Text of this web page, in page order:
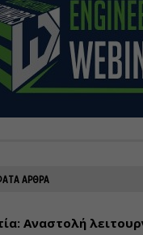
ΑΡΘΡΑ
Αναστολή